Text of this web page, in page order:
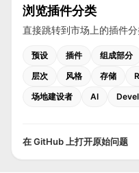
浏览插件分类
直接跳转到市场上的插件分
预设 插件 组成部分
层次
风格 存储
场地建设者
AI
在 GitHub 上打开原始问题